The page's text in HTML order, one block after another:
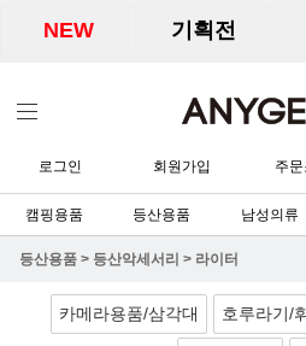
NEW 기획전
로그인 회원가입 주문
캠핑용품 등산용품 남성의류
등산용품 > 등산악세서리 > 라이터
카메라용품/삼각대 호루라기/